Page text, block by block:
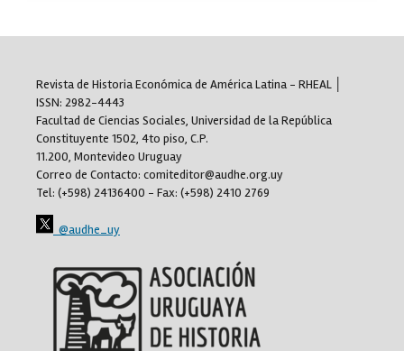
Revista de Historia Económica de América Latina - RHEAL │
ISSN: 2982-4443
Facultad de Ciencias Sociales, Universidad de la República
Constituyente 1502, 4to piso, C.P.
11.200, Montevideo Uruguay
Correo de Contacto: comiteditor@audhe.org.uy
Tel: (+598) 24136400 - Fax: (+598) 2410 2769
@audhe_uy